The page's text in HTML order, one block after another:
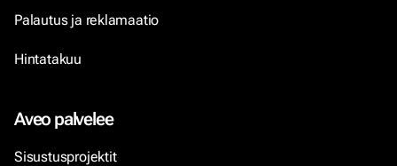
Palautus ja reklamaatio
Hintatakuu
Aveo palvelee
Sisustusprojektit